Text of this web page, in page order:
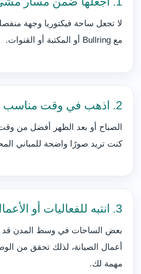
لا تجعل ساحة فيكتوريا وجهة
مع Bullring أو المكتبة أو القنوات.
2. اذهب في وقت مناسب للتصوير
الصباح أو بعد الظهر أفضل من
كنت تريد صورًا واضحة للمباني
3. انتبه للفعاليات أو الأعمال المؤقتة
بعض الساحات في وسط المدن قد
أعمال الصيانة، لذلك تحقق من
مهمة لك.